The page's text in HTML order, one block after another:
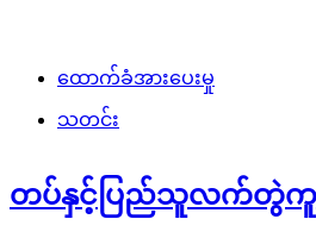
ထောက်ခံအားပေးမှု
သတင်း
တပ်နှင့်ပြည်သူလက်တွဲကူ